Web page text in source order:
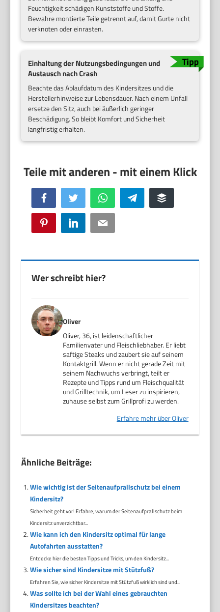
Feuchtigkeit schädigen Kunststoffe und Stoffe.
Bewahre montierte Teile getrennt auf, damit Gurte nicht
verknoten oder einrasten.
Einhaltung der Nutzungsbedingungen und
Austausch nach Crash
Beachte das Ablaufdatum des Kindersitzes und die
Herstellerhinweise zur Lebensdauer. Nach einem Unfall
ersetze den Sitz, auch bei äußerlich geringer
Beschädigung. So bleibt Komfort und Sicherheit
langfristig erhalten.
Facebook Twitter WhatsApp Telegram Buffer
Pinterest LinkedIn Email
Wer schreibt hier?
Oliver
Oliver, 36, ist leidenschaftlicher
Familienvater und Fleischliebhaber. Er liebt
saftige Steaks und zaubert sie auf seinem
Kontaktgrill. Wenn er nicht gerade Zeit mit
seinem Nachwuchs verbringt, teilt er
Rezepte und Tipps rund um Fleischqualität
und Grilltechnik, um Leser zu inspirieren,
zuhause selbst zum Grillprofi zu werden.
Erfahre mehr über Oliver
Ähnliche Beiträge:
Wie wichtig ist der Seitenaufprallschutz bei einem
Kindersitz?
Sicherheit geht vor! Erfahre, warum der Seitenaufprallschutz beim
Kindersitz unverzichtbar...
Wie kann ich den Kindersitz optimal für lange
Autofahrten ausstatten?
Entdecke hier die besten Tipps und Tricks, um den Kindersitz...
Wie sicher sind Kindersitze mit Stützfuß?
Erfahren Sie, wie sicher Kindersitze mit Stützfuß wirklich sind und...
Was sollte ich bei der Wahl eines gebrauchten
Kindersitzes beachten?